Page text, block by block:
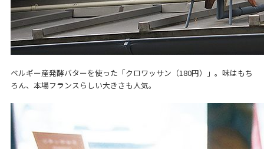
ベルギー産発酵バターを使った「クロワッサン（180円）」。味はもち
ろん、本場フランスらしい大きさも人気。